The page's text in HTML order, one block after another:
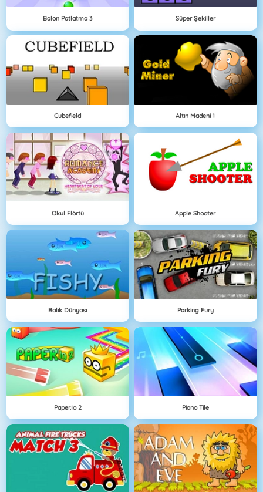
Balon Patlatma 3 Süper Şekiller
Cubefield Altın Madeni 1
Okul Flörtü Apple Shooter
Balık Dünyası Parking Fury
Paper.io 2 Piano Tile